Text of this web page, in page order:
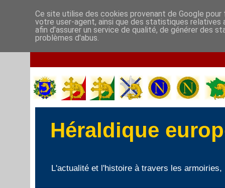
Héraldique
L'actualité et l'histoire à travers les
Ce site utilise des cookies provenant de Google
votre user-agent, ainsi que des statistiques
afin d'assurer un service de qualité, de générer des
problèmes d'abus.